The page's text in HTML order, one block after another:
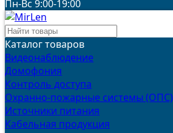
Пн-Вс 9:00-19:00
Каталог товаров
Видеонаблюдение
Домофония
Контроль доступа
Охранно-пожарные системы (ОПС)
Источники питания
Кабельная продукция